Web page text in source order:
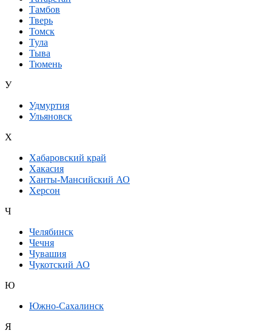
Тамбов
Тверь
Томск
Тула
Тыва
Тюмень
У
Удмуртия
Ульяновск
Х
Хабаровский край
Хакасия
Ханты-Мансийский АО
Херсон
Ч
Челябинск
Чечня
Чувашия
Чукотский АО
Ю
Южно-Сахалинск
Я